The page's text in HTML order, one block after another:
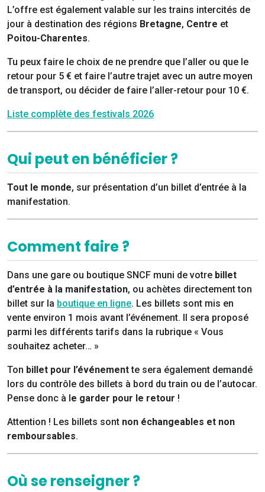
L’offre est également valable sur les trains intercités de
jour à destination des régions Bretagne, Centre et
Poitou-Charentes.
Tu peux faire le choix de ne prendre que l’aller ou que le
retour pour 5 € et faire l’autre trajet avec un autre moyen
de transport, ou décider de faire l’aller-retour pour 10 €.
Liste complète des festivals 2026
Qui peut en bénéficier ?
Tout le monde, sur présentation d’un billet d’entrée à la
manifestation.
Comment faire ?
Dans une gare ou boutique SNCF muni de votre billet
d’entrée à la manifestation, ou achètes directement ton
billet sur la boutique en ligne. Les billets sont mis en
vente environ 1 mois avant l’événement. Il sera proposé
parmi les différents tarifs dans la rubrique « Vous
souhaitez acheter… »
Ton billet pour l’événementte sera également demandé
lors du contrôle des billets à bord du train ou de l’autocar.
Pense donc à l e garder pour le retour !
Attention ! Les billets sont non échangeables et non
remboursables.
Où se renseigner ?